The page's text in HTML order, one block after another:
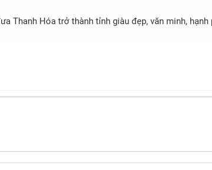
Thanh Hóa trở thành tỉnh giàu đẹp, văn minh, hạnh